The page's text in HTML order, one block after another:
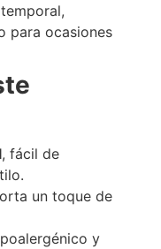
para ocasiones
, fácil de
un toque de
y